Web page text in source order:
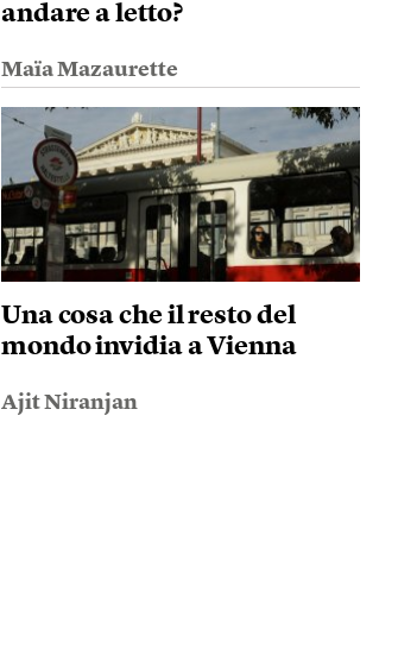
andare a letto?
Maïa Mazaurette
Una cosa che il resto del
mondo invidia a Vienna
Ajit Niranjan